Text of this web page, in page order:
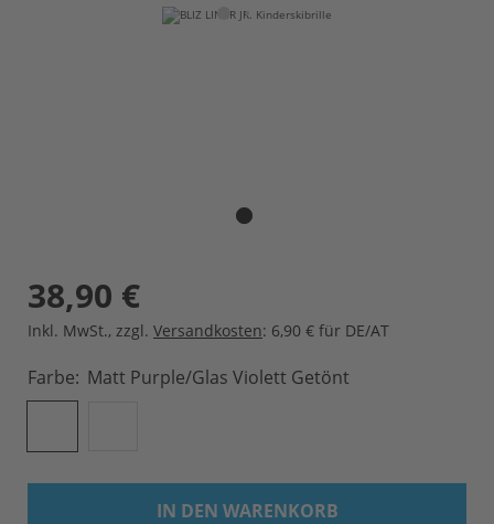
38,90 €
Inkl. MwSt., zzgl. Versandkosten: 6,90 € für DE/AT
Farbe Matt Purple/Glas Violett Getönt
IN DEN WARENKORB